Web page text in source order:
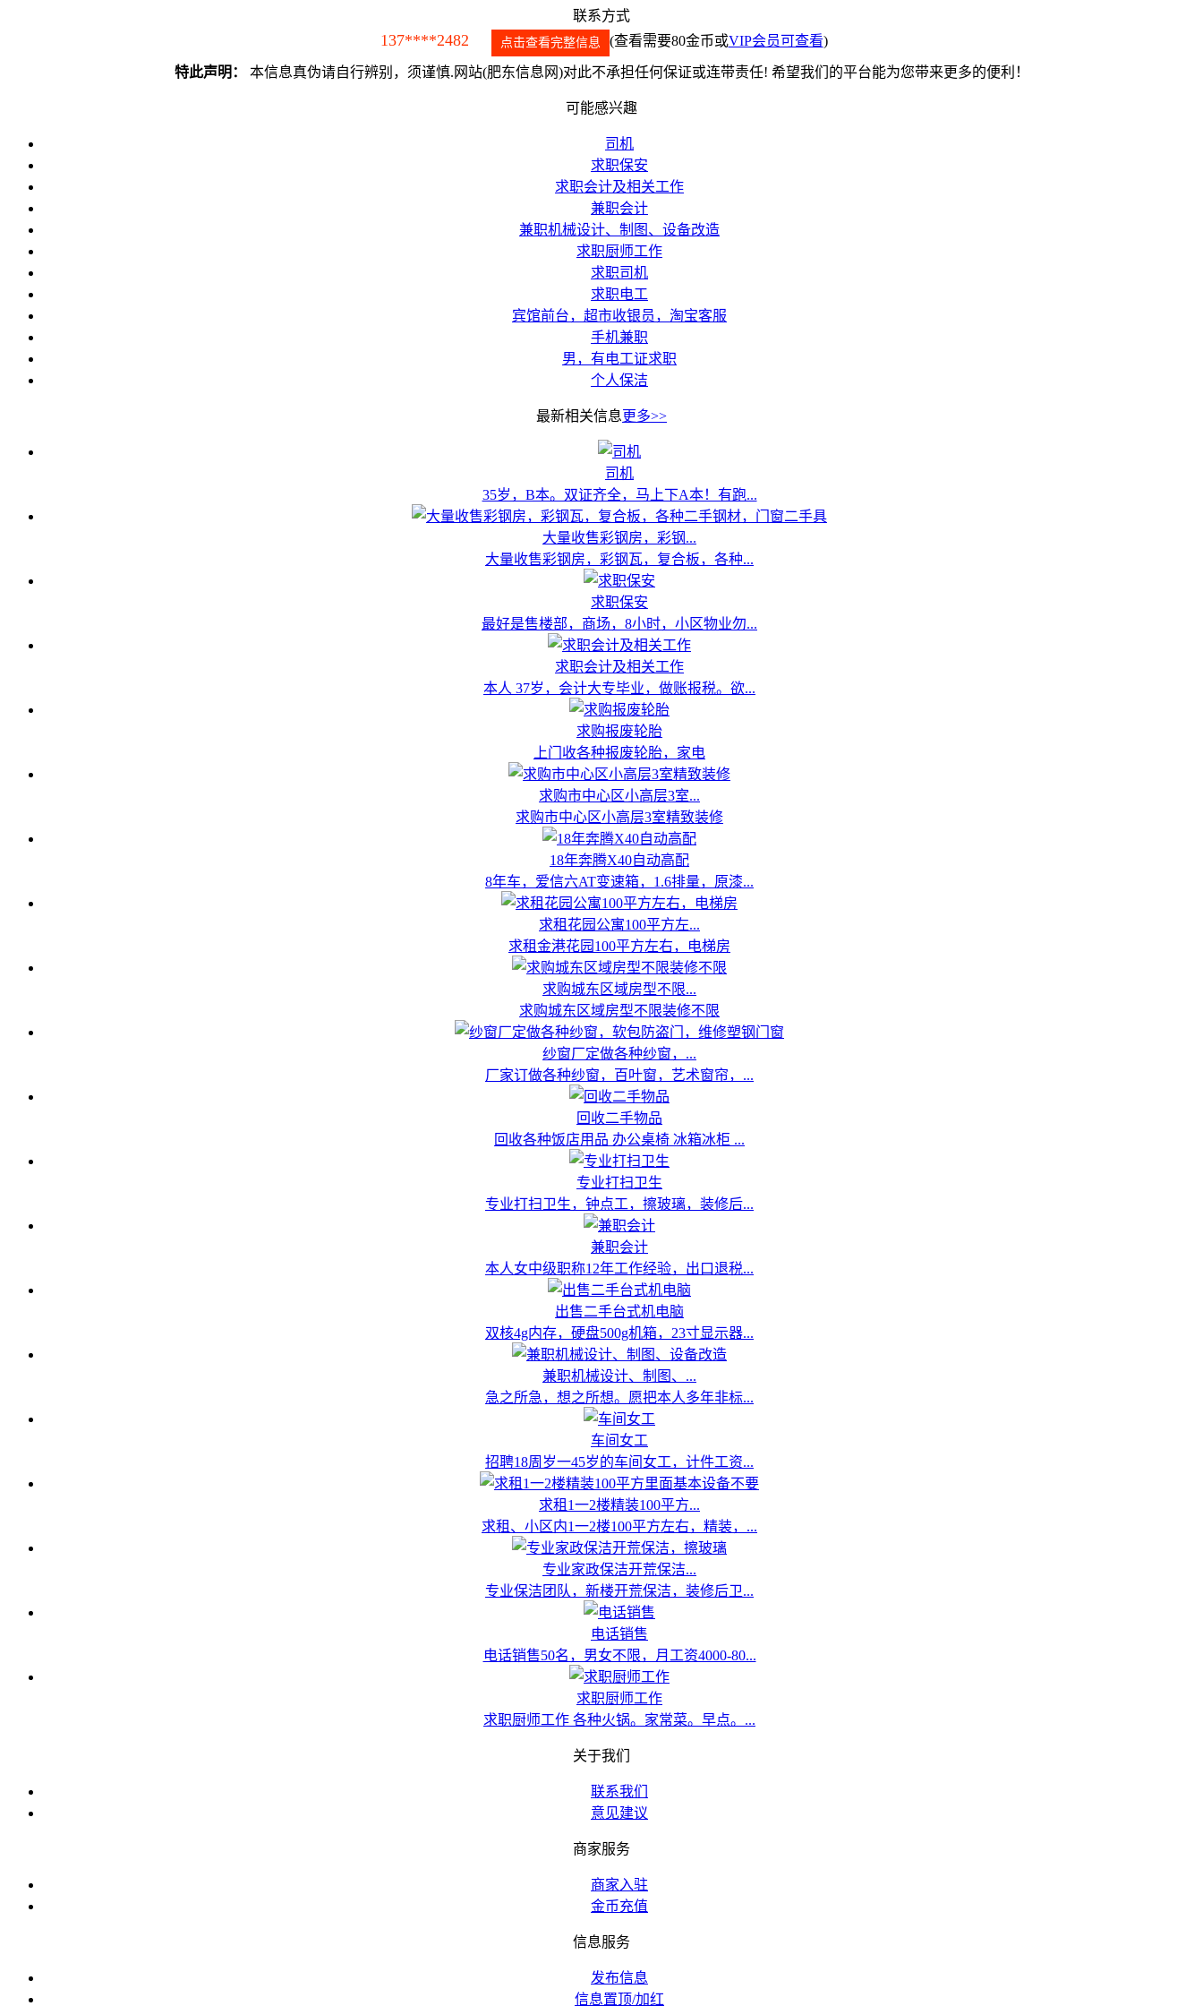
联系方式
137****2482 点击查看完整信息 (查看需要80金币或VIP会员可查看)
特此声明： 本信息真伪请自行辨别，须谨慎.网站(肥东信息网)对此不承担任何保证或连带责任! 希望我们的平台能为您带来更多的便利！
可能感兴趣
司机
求职保安
求职会计及相关工作
兼职会计
兼职机械设计、制图、设备改造
求职厨师工作
求职司机
求职电工
宾馆前台，超市收银员，淘宝客服
手机兼职
男，有电工证求职
个人保洁
最新相关信息更多>>
司机
35岁，B本。双证齐全，马上下A本！有跑...
大量收售彩钢房，彩钢...
大量收售彩钢房，彩钢瓦，复合板，各种...
求职保安
最好是售楼部，商场，8小时，小区物业勿...
求职会计及相关工作
本人 37岁，会计大专毕业，做账报税。欲...
求购报废轮胎
上门收各种报废轮胎，家电
求购市中心区小高层3室...
求购市中心区小高层3室精致装修
18年奔腾X40自动高配
8年车，爱信六AT变速箱，1.6排量，原漆...
求租花园公寓100平方左...
求租金港花园100平方左右，电梯房
求购城东区域房型不限...
求购城东区域房型不限装修不限
纱窗厂定做各种纱窗，...
厂家订做各种纱窗，百叶窗，艺术窗帘，...
回收二手物品
回收各种饭店用品 办公桌椅 冰箱冰柜 ...
专业打扫卫生
专业打扫卫生，钟点工，擦玻璃，装修后...
兼职会计
本人女中级职称12年工作经验，出口退税...
出售二手台式机电脑
双核4g内存，硬盘500g机箱，23寸显示器...
兼职机械设计、制图、...
急之所急，想之所想。愿把本人多年非标...
车间女工
招聘18周岁一45岁的车间女工，计件工资...
求租1一2楼精装100平方...
求租、小区内1一2楼100平方左右，精装，...
专业家政保洁开荒保洁...
专业保洁团队，新楼开荒保洁，装修后卫...
电话销售
电话销售50名，男女不限，月工资4000-80...
求职厨师工作
求职厨师工作 各种火锅。家常菜。早点。...
关于我们
联系我们
意见建议
商家服务
商家入驻
金币充值
信息服务
发布信息
信息置顶/加红